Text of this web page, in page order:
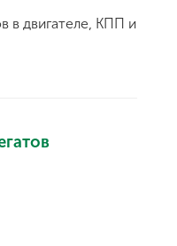
в двигателе, КПП и